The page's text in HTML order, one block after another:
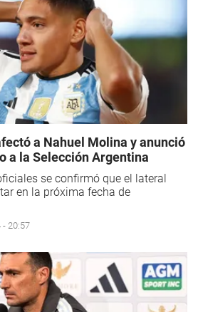
a Nahuel Molina y anunció
a la Selección Argentina
se confirmó que el lateral
en la próxima fecha de
- 20:57